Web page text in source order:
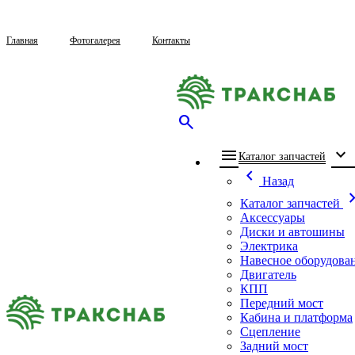
Главная Фотогалерея Контакты
search
menu Каталог запчастей expand_more
chevron_left
Назад
Каталог запчастей
chevron_right
Аксессуары
Диски и автошины
Электрика
Навесное
Двигатель
КПП
Передний мост
Кабина и платформа
Сцепление
Задний мост